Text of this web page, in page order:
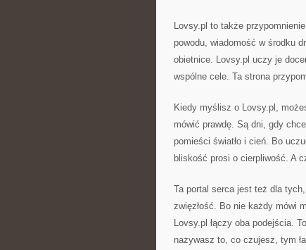
Lovsy.pl to także
powodu, wiadomość w środku
obietnice. Lovsy.pl uczy je
wspólne cele. Ta strona
Kiedy myślisz o Lovsy.pl,
mówić prawdę. Są dni, gdy
pomieści światło i cień. Bo
bliskość prosi o cierpliwość. A
Ta portal serca jest też dla
zwięzłość. Bo nie każdy mówi
Lovsy.pl łączy oba podejścia.
nazywasz to, co czujesz, tym